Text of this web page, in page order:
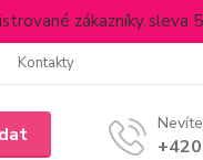
zákazníky sleva
Kontakty